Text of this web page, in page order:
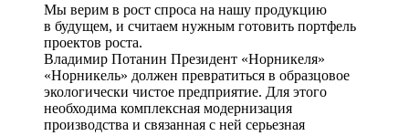
Мы верим в рост спроса на нашу продукцию
в будущем, и считаем нужным готовить портфель
проектов роста.
Владимир Потанин Президент «Норникеля»
«Норникель» должен превратиться в образцовое
экологически чистое предприятие. Для этого
необходима комплексная модернизация
производства и связанная с ней серьезная